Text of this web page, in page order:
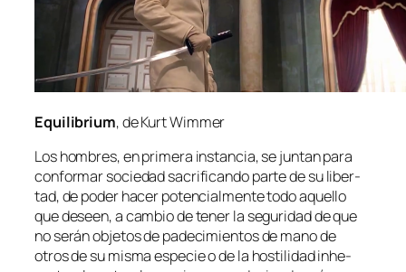
Equilibrium, de Kurt Wimmer
Los hom­bres, en pri­me­ra ins­tan­cia, se jun­tan pa­ra
con­for­mar so­cie­dad sa­cri­fi­can­do par­te de su li­ber­
tad, de po­der ha­cer po­ten­cial­men­te to­do aque­llo
que deseen, a cam­bio de te­ner la se­gu­ri­dad de que
no se­rán ob­je­tos de pa­de­ci­mien­tos de mano de
otros de su mis­ma es­pe­cie o de la hos­ti­li­dad inhe­